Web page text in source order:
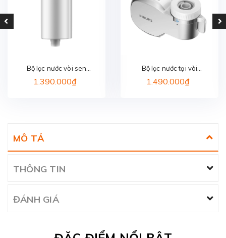
Bộ lọc nước vòi sen
PHILIPS AWP1775WH/74
1.390.000₫
Bộ lọc nước tại vòi
PHILIPS AWP3705P1/97
1.490.000₫
MÔ TẢ
THÔNG TIN
ĐÁNH GIÁ